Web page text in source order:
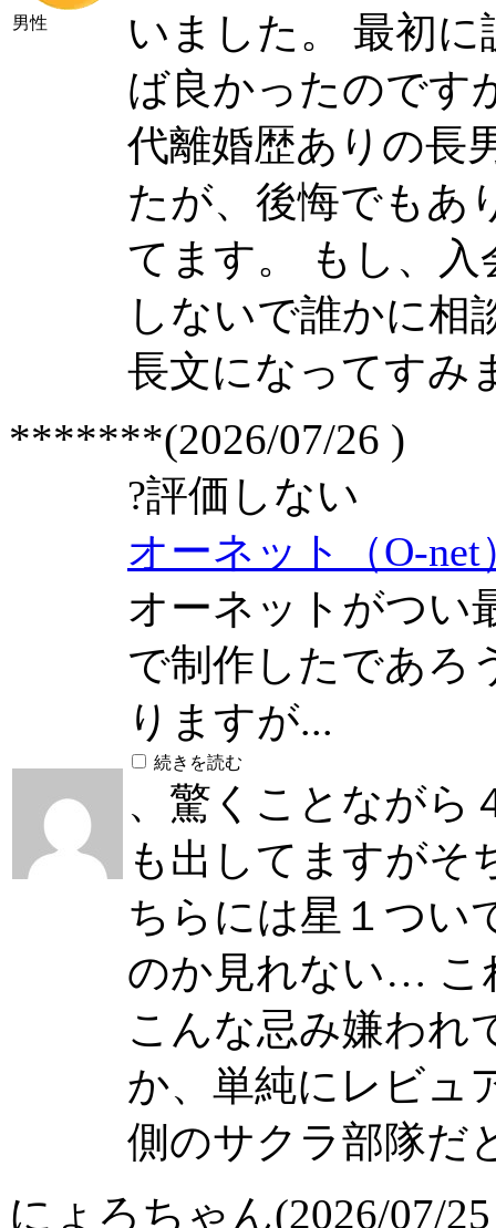
男性
いました。 最初
ば良かったのです
代離婚歴ありの長
たが、後悔でもあ
てます。 もし、
しないで誰かに相
長文になってすみ
*******(2026/07/26 )
?評価しない
オーネット（O-
オーネットがつい
で制作したであろ
りますが...
続きを読む
、驚くことながら
も出してますが
ちらには星１つい
のか見れない… こ
こんな忌み嫌われ
か、単純にレビュ
側のサクラ部隊だ
にょろちゃん(2026/07/